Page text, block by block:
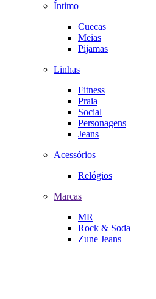
Íntimo
Cuecas
Meias
Pijamas
Linhas
Fitness
Praia
Social
Personagens
Jeans
Acessórios
Relógios
Marcas
MR
Rock & Soda
Zune Jeans